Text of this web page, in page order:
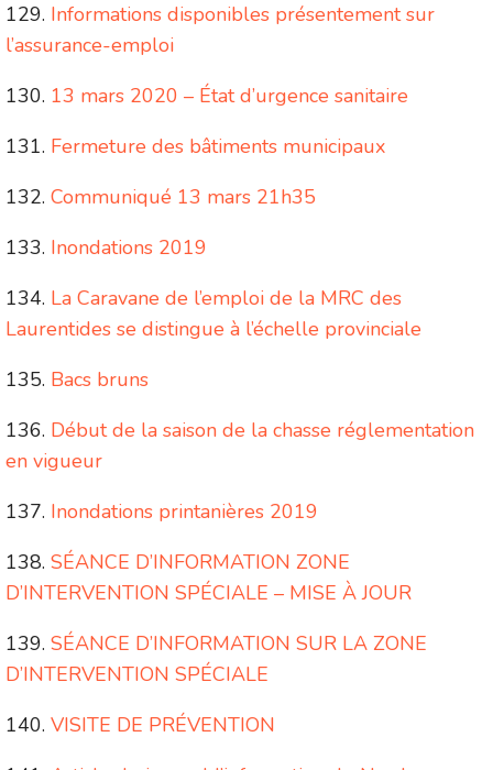
Informations disponibles présentement sur
l’assurance-emploi
13 mars 2020 – État d’urgence sanitaire
Fermeture des bâtiments municipaux
Communiqué 13 mars 21h35
Inondations 2019
La Caravane de l’emploi de la MRC des
Laurentides se distingue à l’échelle provinciale
Bacs bruns
Début de la saison de la chasse réglementation
en vigueur
Inondations printanières 2019
SÉANCE D’INFORMATION ZONE
D’INTERVENTION SPÉCIALE – MISE À JOUR
SÉANCE D’INFORMATION SUR LA ZONE
D’INTERVENTION SPÉCIALE
VISITE DE PRÉVENTION